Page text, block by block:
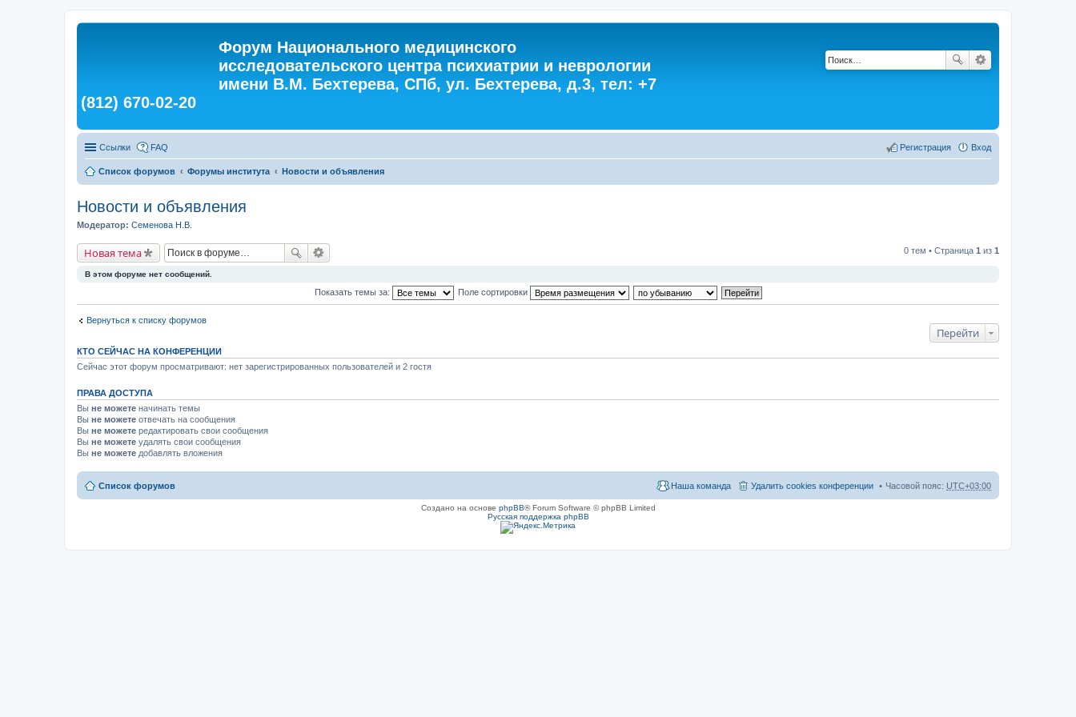
Форум Национального медицинского
исследовательского центра психиатрии и неврологии
имени В.М. Бехтерева, СПб, ул. Бехтерева, д.3, тел: +7
(812) 670-02-20
Ссылки FAQ Вход
Регистрация
Список форумов Форумы института Новости и объявления
Новости и объявления
Модератор: Семенова Н.В.
Новая тема 0 тем • Страница 1 из 1
В этом форуме нет сообщений.
Показать темы за: Поле сортировки
Вернуться к списку форумов
Перейти
КТО СЕЙЧАС НА КОНФЕРЕНЦИИ
Сейчас этот форум просматривают: нет зарегистрированных пользователей и 2 гостя
ПРАВА ДОСТУПА
Вы не можете начинать темы
Вы не можете отвечать на сообщения
Вы не можете редактировать свои сообщения
Вы не можете удалять свои сообщения
Вы не можете добавлять вложения
Список форумов Часовой пояс: UTC+03:00
Удалить cookies конференции
Наша команда
Создано на основе phpBB® Forum Software © phpBB Limited
Русская поддержка phpBB